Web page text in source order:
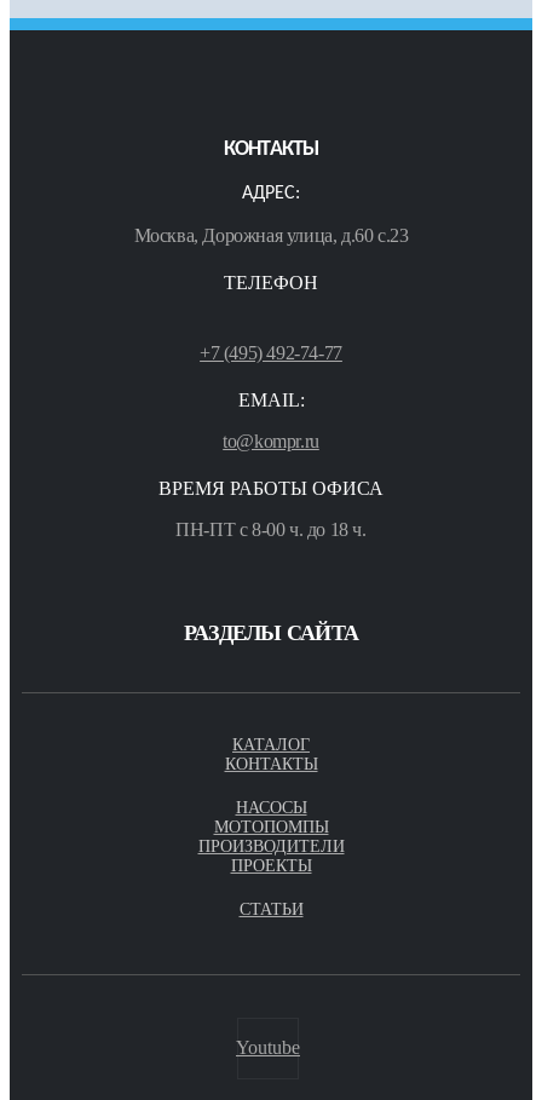
КОНТАКТЫ
АДРЕС:
Москва, Дорожная улица, д.60 с.23
ТЕЛЕФОН
+7 (495) 492-74-77
EMAIL:
to@kompr.ru
ВРЕМЯ РАБОТЫ ОФИСА
ПН-ПТ с 8-00 ч. до 18 ч.
РАЗДЕЛЫ САЙТА
КАТАЛОГ
КОНТАКТЫ
НАСОСЫ
МОТОПОМПЫ
ПРОИЗВОДИТЕЛИ
ПРОЕКТЫ
СТАТЬИ
Youtube